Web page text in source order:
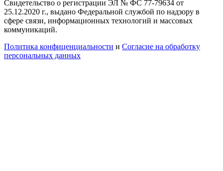
Свидетельство о регистрации ЭЛ № ФС 77-79634 от
25.12.2020 г., выдано Федеральной службой по надзору в
сфере связи, информационных технологий и массовых
коммуникаций.
Политика конфиценциальности и Согласие на обработку
персональных данных